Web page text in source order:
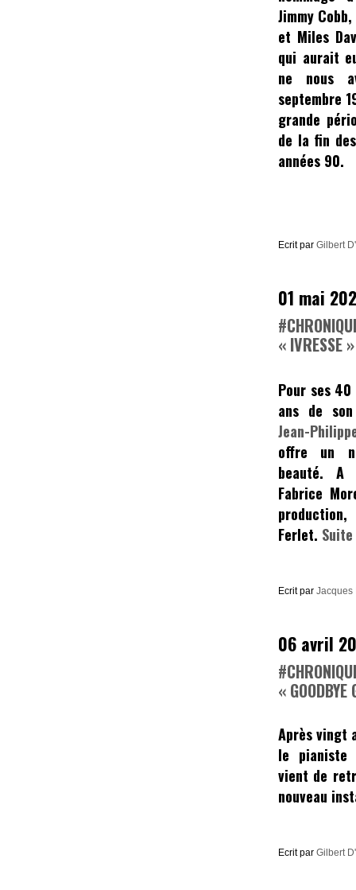
Jimmy Cobb,
et Miles
qui aurait
ne nous
septembre
grande
de la fin
années 90.
Ecrit par Gilbert
01 mai
« IVRESSE
Pour ses
ans de
Jean-
offre un
beauté.
Fabrice
Ferlet.
Ecrit par Jacques
06 avril
«
Après vingt
le
vient de
nouveau
Ecrit par Gilbert